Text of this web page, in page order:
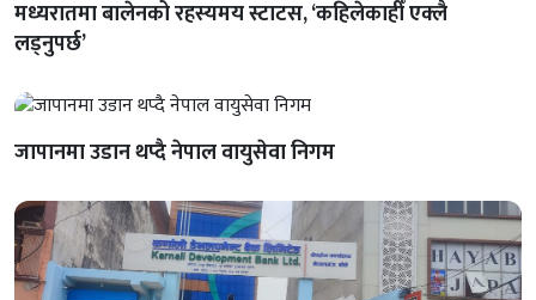
मध्यरातमा बालेनको रहस्यमय स्टाटस, ‘कहिलेकाहीँ एक्लै
लड्नुपर्छ’
जापानमा उडान थप्दै नेपाल वायुसेवा निगम